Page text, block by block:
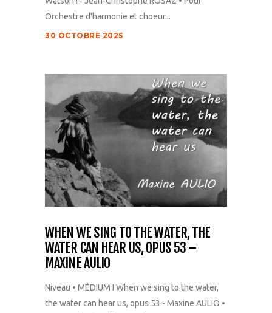
Orchestre d'harmonie et choeur...
30 OCTOBRE 2025
WHEN WE SING TO THE WATER, THE
WATER CAN HEAR US, OPUS 53 –
MAXINE AULIO
Niveau • MÉDIUM I When we sing to the water,
the water can hear us, opus 53 - Maxine AULIO •